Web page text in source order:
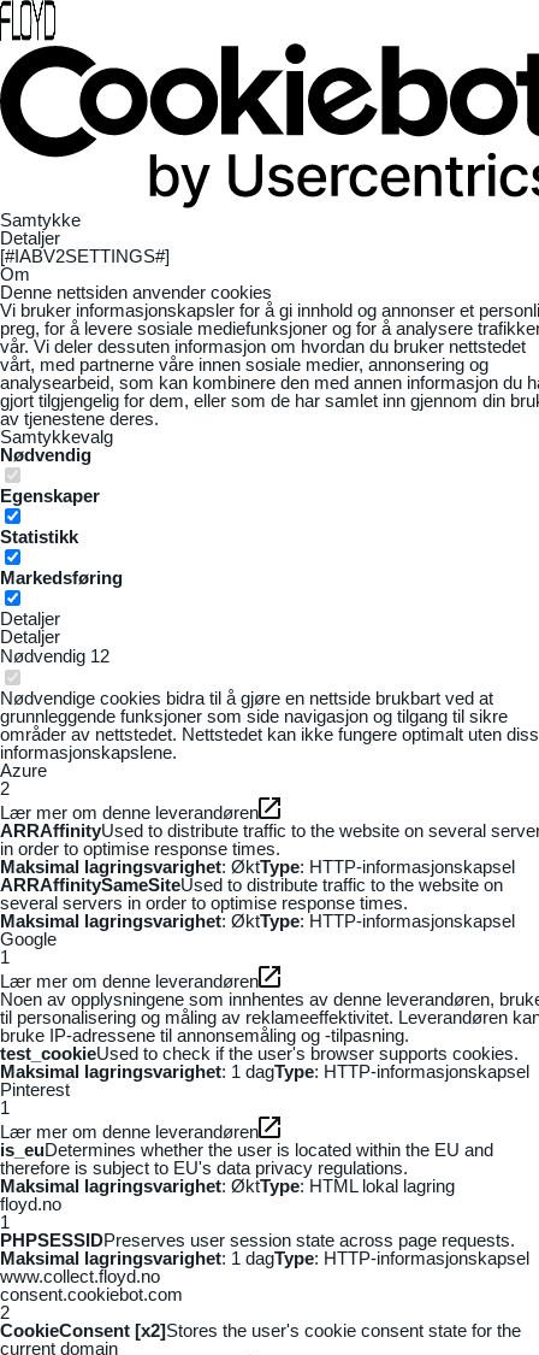
Samtykke
Detaljer
[#IABV2SETTINGS#]
Om
Denne nettsiden anvender cookies
Vi bruker informasjonskapsler for å gi innhold og annonser et
preg, for å levere sosiale mediefunksjoner og for å analysere
vår. Vi deler dessuten informasjon om hvordan du bruker nettstedet
vårt, med partnerne våre innen sosiale medier, annonsering og
analysearbeid, som kan kombinere den med annen informasjon du
gjort tilgjengelig for dem, eller som de har samlet inn gjennom din
av tjenestene deres.
Samtykkevalg
Nødvendig
Egenskaper
Statistikk
Markedsføring
Detaljer
Detaljer
Nødvendig 12
Nødvendige cookies bidra til å gjøre en nettside brukbart ved at
grunnleggende funksjoner som side navigasjon og tilgang til sikre
områder av nettstedet. Nettstedet kan ikke fungere optimalt uten
informasjonskapslene.
Azure
2
Lær mer om denne leverandøren
ARRAffinityUsed to distribute traffic to the website on several
in order to optimise response times.
Maksimal lagringsvarighet: ØktType: HTTP-informasjonskapsel
ARRAffinitySameSiteUsed to distribute traffic to the website on
several servers in order to optimise response times.
Maksimal lagringsvarighet: ØktType: HTTP-informasjonskapsel
Google
1
Lær mer om denne leverandøren
Noen av opplysningene som innhentes av denne leverandøren,
til personalisering og måling av reklameeffektivitet. Leverandøren
bruke IP-adressene til annonsemåling og -tilpasning.
test_cookieUsed to check if the user's browser supports cookies.
Maksimal lagringsvarighet: 1 dagType: HTTP-informasjonskapsel
Pinterest
1
Lær mer om denne leverandøren
is_euDetermines whether the user is located within the EU and
therefore is subject to EU's data privacy regulations.
Maksimal lagringsvarighet: ØktType: HTML lokal lagring
floyd.no
1
PHPSESSIDPreserves user session state across page requests.
Maksimal lagringsvarighet: 1 dagType: HTTP-informasjonskapsel
www.collect.floyd.no
consent.cookiebot.com
2
CookieConsent [x2]Stores the user's cookie consent state for the
current domain